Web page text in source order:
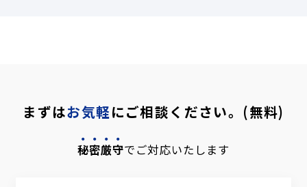
まずはお気軽にご相談ください。(無料)
秘密厳守でご対応いたします